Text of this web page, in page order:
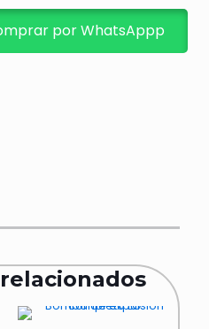
por WhatsAppp